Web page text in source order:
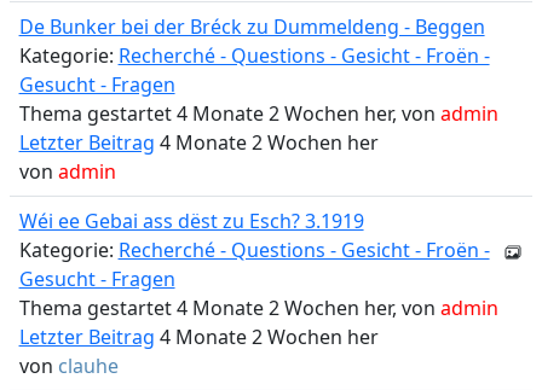
De Bunker bei der Bréck zu Dummeldeng - Beggen
Kategorie: Recherché - Questions - Gesicht - Froën -
Gesucht - Fragen
Thema gestartet 4 Monate 2 Wochen her, von admin
Letzter Beitrag 4 Monate 2 Wochen her
von admin
Wéi ee Gebai ass dëst zu Esch? 3.1919
Kategorie: Recherché - Questions - Gesicht - Froën -
Gesucht - Fragen
Thema gestartet 4 Monate 2 Wochen her, von admin
Letzter Beitrag 4 Monate 2 Wochen her
von clauhe